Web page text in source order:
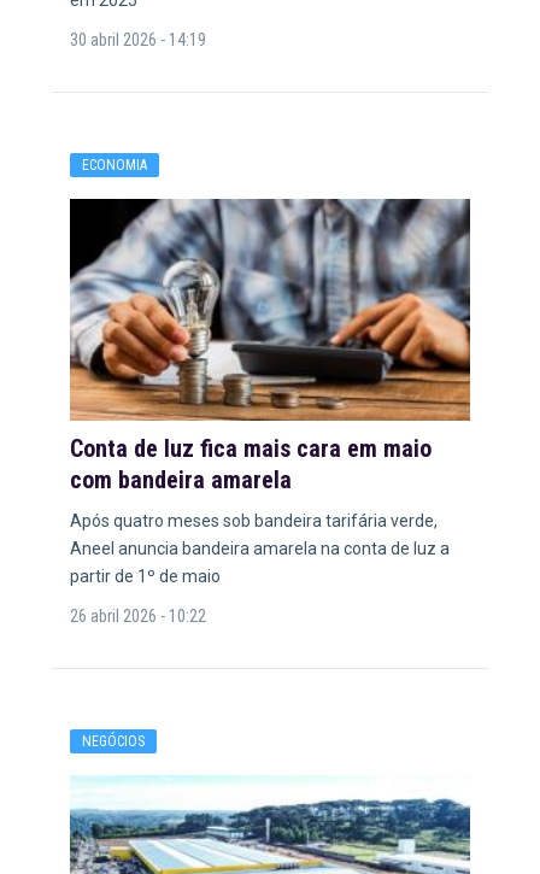
30 abril 2026 - 14:19
ECONOMIA
Conta de luz fica mais cara em maio
com bandeira amarela
Após quatro meses sob bandeira tarifária verde,
Aneel anuncia bandeira amarela na conta de luz a
partir de 1º de maio
26 abril 2026 - 10:22
NEGÓCIOS